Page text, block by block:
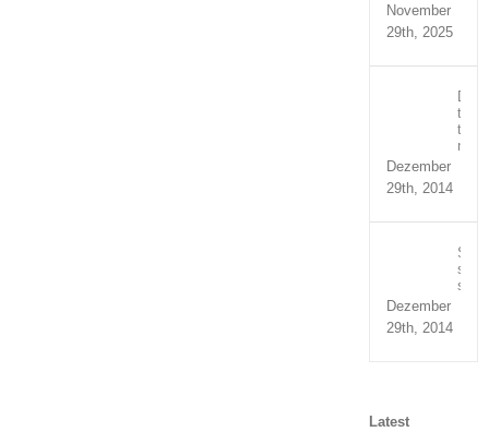
November
29th, 2025
Duis
Dezember
29th, 2014
sed
Dezember
29th, 2014
Latest